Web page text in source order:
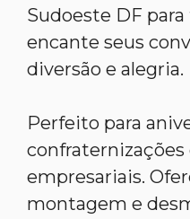
Sudoeste DF
encante seus
diversão e alegria.
Perfeito para
confraternizações
empresariais.
montagem e